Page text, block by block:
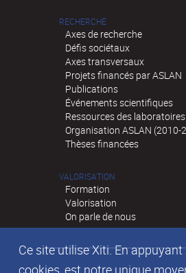
Ce site utilise Xiti. En
cookies, est notre unique
RECHERCHE
Axes de recherche
Défis sociétaux
Axes transversaux
Projets financés par ASLAN
Publications
Événements scientifiques
Ressources des laboratoires
Organisation ASLAN (2010-
Thèses financées
VALORISATION
Formation
Valorisation
On parle de nous